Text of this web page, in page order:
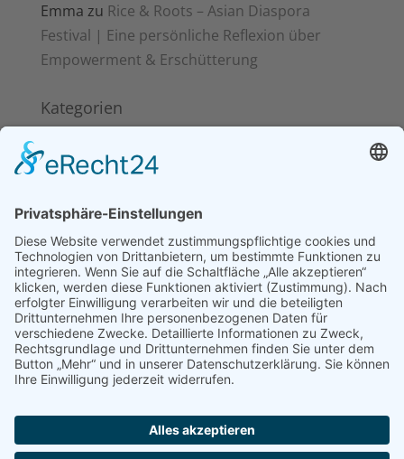
Emma zu Rice & Roots – Asian Diaspora
Festival | Eine persönliche Reflexion über
Empowerment & Erschütterung
Kategorien
News
Reisen
Schlagwörter
Ayan Restaurant Berlin Halo-Halo Henerasyon 2.0
philippinebüro philippinische Mythologie Pinoy Food
Podcast Rice & Roots tabo-tabo Tagalog